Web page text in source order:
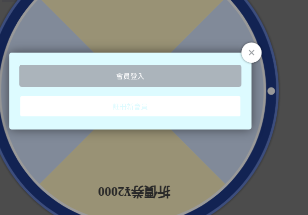
田邊三菱製藥 FLUCORT f濕疹軟膏
10g
¥1,946